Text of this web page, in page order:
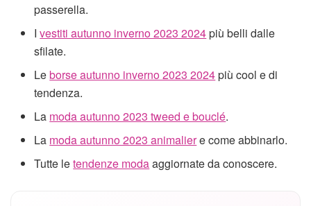
passerella.
Ivestiti autunno inverno 2023 2024più belli dalle
sfilate.
Leborse autunno inverno 2023 2024più cool e di
tendenza.
La moda autunno 2023 tweed e bouclé.
La moda autunno 2023 animaliere come abbinarlo.
Tutte letendenze modaaggiornate da conoscere.